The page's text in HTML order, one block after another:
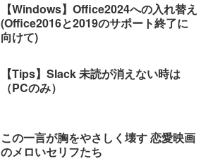
【Windows】Office2024への入れ替え
(Office2016と2019のサポート終了に
向けて)
【Tips】Slack 未読が消えない時は
（PCのみ）
この一言が胸をやさしく壊す 恋愛映画
のメロいセリフたち